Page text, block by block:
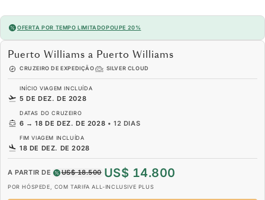
OFERTA POR TEMPO LIMITADOPOUPE 20%
Puerto Williams a Puerto Williams
CRUZEIRO DE EXPEDIÇÃO SILVER CLOUD
INÍCIO VIAGEM INCLUÍDA
5 DE DEZ. DE 2028
DATAS DO CRUZEIRO
6 → 18 DE DEZ. DE 2028 •12 DIAS
FIM VIAGEM INCLUÍDA
18 DE DEZ. DE 2028
A PARTIR DE US$ 18.500 US$ 14.800
POR HÓSPEDE, COM TARIFA ALL-INCLUSIVE PLUS